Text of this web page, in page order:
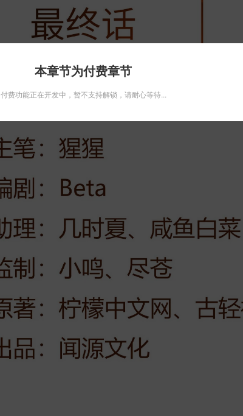
本章节为付费章节
付费功能正在开发中，暂不支持解锁，请耐心等待...